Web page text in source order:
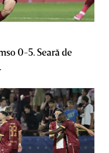
0-5. Seară de